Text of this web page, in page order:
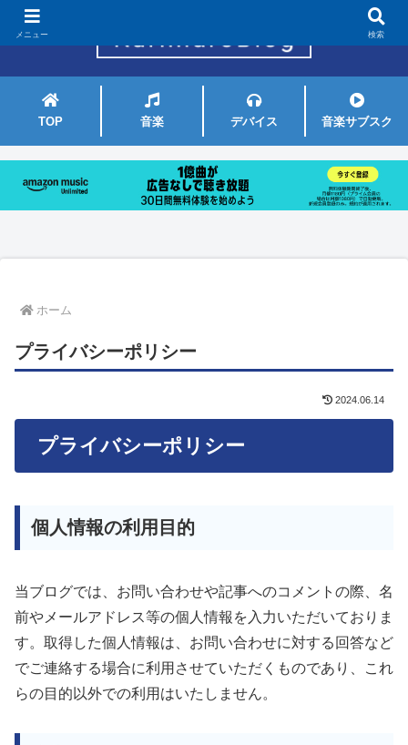
TOP 音楽 デバイス 音楽サブスク
ホーム
プライバシーポリシー
2024.06.14
プライバシーポリシー
個人情報の利用目的
当ブログでは、お問い合わせや記事へのコメントの際、名
前やメールアドレス等の個人情報を入力いただいておりま
す。取得した個人情報は、お問い合わせに対する回答など
でご連絡する場合に利用させていただくものであり、これ
らの目的以外での利用はいたしません。
メニュー 検索